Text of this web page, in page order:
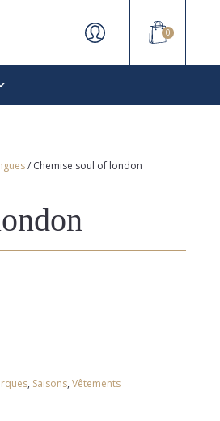
0
/ Chemise soul of london
, Saisons, Vêtements